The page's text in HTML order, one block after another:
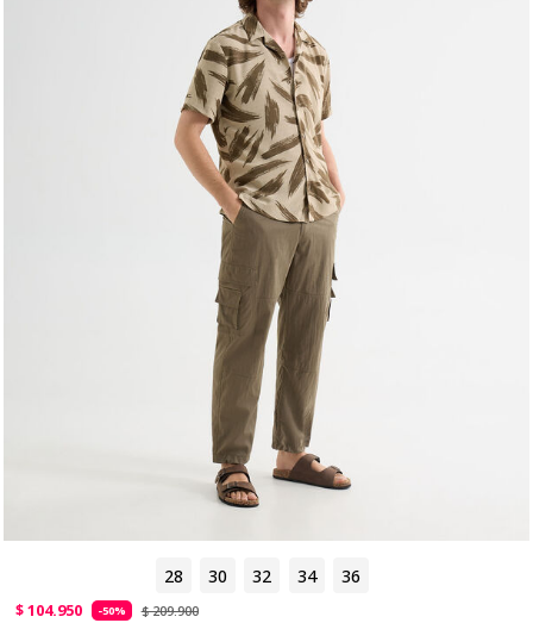
28 30 32 34 36
$ 104.950 -50%
$ 209.900